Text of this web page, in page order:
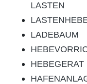
LASTEN
LADEBAUM
HEBEGERAT